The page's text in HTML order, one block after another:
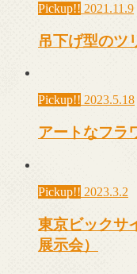
Pickup!! 2021.11.9
吊下げ型のツ
Pickup!! 2023.5.18
アートなフラ
Pickup!! 2023.3.2
東京ビックサ
展示会）